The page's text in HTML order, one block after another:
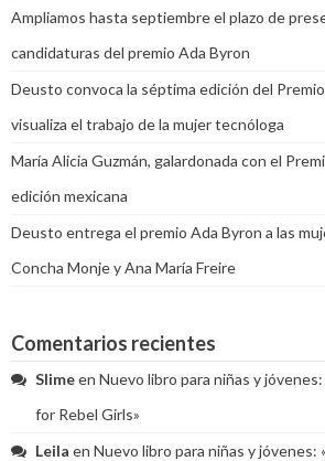
Ampliamos hasta septiembre el plazo de
candidaturas del premio Ada Byron
Deusto convoca la séptima edición del
visualiza el trabajo de la mujer tecnóloga
María Alicia Guzmán, galardonada con el
edición mexicana
Deusto entrega el premio Ada Byron a las
Concha Monje y Ana María Freire
Comentarios recientes
Slimeen Nuevo libro para niñas y
for Rebel Girls»
Leila en Nuevo libro para niñas y jóvenes: